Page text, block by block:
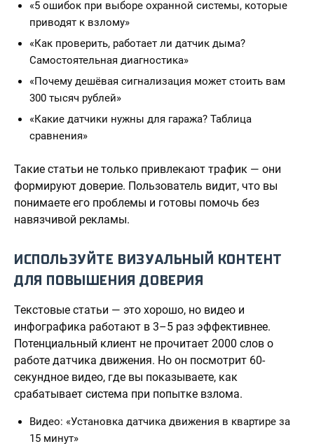
«5 ошибок при выборе охранной системы, которые
приводят к взлому»
«Как проверить, работает ли датчик дыма?
Самостоятельная диагностика»
«Почему дешёвая сигнализация может стоить вам
300 тысяч рублей»
«Какие датчики нужны для гаража? Таблица
сравнения»
Такие статьи не только привлекают трафик — они
формируют доверие. Пользователь видит, что вы
понимаете его проблемы и готовы помочь без
навязчивой рекламы.
ИСПОЛЬЗУЙТЕ ВИЗУАЛЬНЫЙ КОНТЕНТ
ДЛЯ ПОВЫШЕНИЯ ДОВЕРИЯ
Текстовые статьи — это хорошо, но видео и
инфографика работают в 3–5 раз эффективнее.
Потенциальный клиент не прочитает 2000 слов о
работе датчика движения. Но он посмотрит 60-
секундное видео, где вы показываете, как
срабатывает система при попытке взлома.
Видео: «Установка датчика движения в квартире за
15 минут»